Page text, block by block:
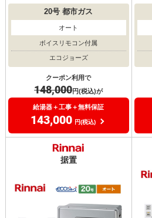
20号 都市ガス
オート
ボイスリモコン付属
エコジョーズ
クーポン利用で
148,000円(税込)が
給湯器＋工事＋無料保証
143,000 円(税込)
据置